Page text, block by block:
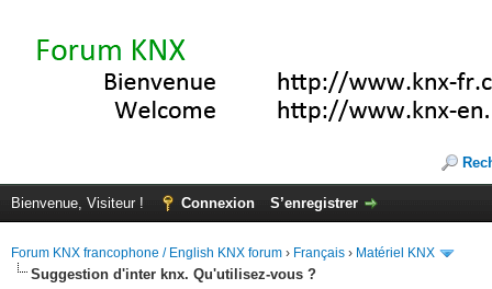
Bienvenue, Visiteur ! Connexion S’enregistrer
Forum KNX francophone / English KNX forum › Français › Matériel KNX
Suggestion d'inter knx. Qu'utilisez-vous ?